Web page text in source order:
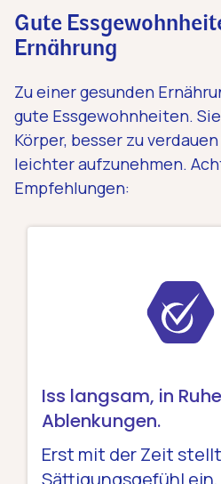
Gute
Ernährung
Zu einer gesunden
gute Essgewohnheiten.
Körper, besser zu
leichter aufzunehmen.
Empfehlungen:
Iss langsam, in
Ablenkungen.
Erst mit der Zeit
Sättigungsgefühl